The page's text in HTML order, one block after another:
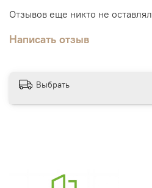
Отзывов еще никто не оставлял
Написать отзыв
Выбрать